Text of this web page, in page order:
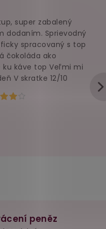
obchodu je 4 z 5
super zabalený
dodaním. Sprievodný
spracovaný s top
čokoláda ako
ku káve top Veľmi mi
V skratke 12/10
peněz